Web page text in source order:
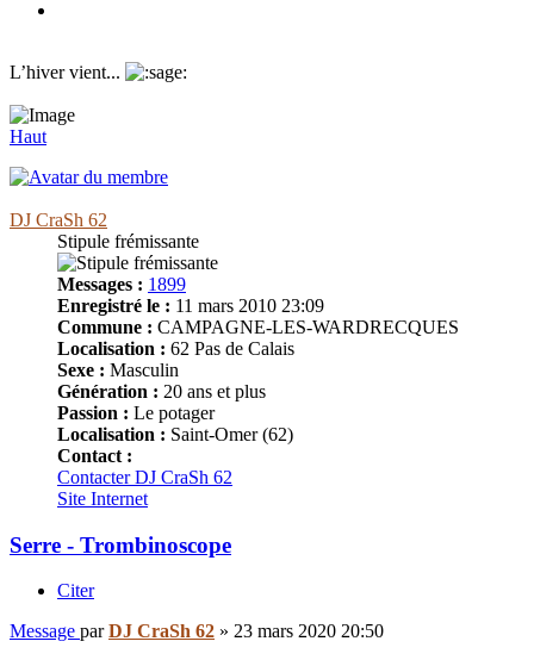
L’hiver vient...
Haut
DJ CraSh 62
Stipule frémissante
Messages : 1899
Enregistré le : 11 mars 2010 23:09
Commune : CAMPAGNE-LES-WARDRECQUES
Localisation : 62 Pas de Calais
Sexe : Masculin
Génération : 20 ans et plus
Passion : Le potager
Localisation : Saint-Omer (62)
Contact :
Contacter DJ CraSh 62
Site Internet
Serre - Trombinoscope
Citer
Message parDJ CraSh 62 » 23 mars 2020 20:50